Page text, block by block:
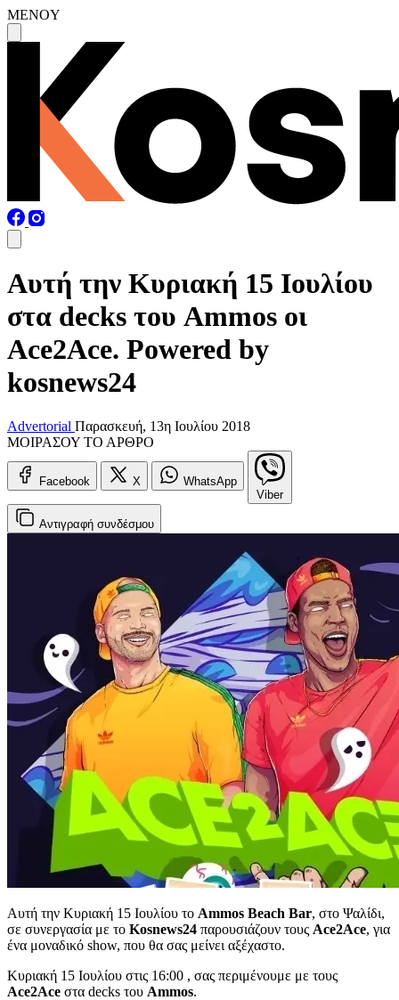
MENOY
Αυτή την Κυριακή 15 Ιουλίου
στα decks του Ammos οι
Ace2Ace. Powered by
kosnews24
Advertorial Παρασκευή, 13η Ιουλίου 2018
ΜΟΙΡΑΣΟΥ ΤΟ ΑΡΘΡΟ
Facebook X
WhatsApp
Viber
Αντιγραφή συνδέσμου
Αυτή την Κυριακή 15 Ιουλίου το Ammos Beach Bar, στο Ψαλίδι,
σε συνεργασία με το Kosnews24 παρουσιάζουν τους Ace2Ace, για
ένα μοναδικό show, που θα σας μείνει αξέχαστο.
Κυριακή 15 Ιουλίου στις 16:00 , σας περιμένουμε με τους
Ace2Ace στα decks του Ammos.